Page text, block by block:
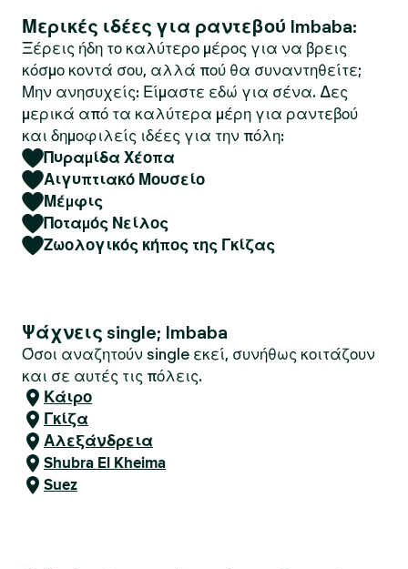
Μερικές ιδέες για ραντεβού Imbaba:
Ξέρεις ήδη το καλύτερο μέρος για να βρεις
κόσμο κοντά σου, αλλά πού θα συναντηθείτε;
Μην ανησυχείς: Είμαστε εδώ για σένα. Δες
μερικά από τα καλύτερα μέρη για ραντεβού
και δημοφιλείς ιδέες για την πόλη:
Πυραμίδα Χέοπα
Αιγυπτιακό Μουσείο
Μέμφις
Ποταμός Νείλος
Ζωολογικός κήπος της Γκίζας
Ψάχνεις single; Imbaba
Όσοι αναζητούν single εκεί, συνήθως κοιτάζουν
και σε αυτές τις πόλεις.
Κάιρο
Γκίζα
Αλεξάνδρεια
Shubra El Kheima
Suez